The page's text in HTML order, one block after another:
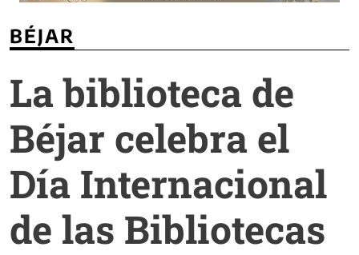
BÉJAR
La biblioteca de
Béjar celebra el
Día Internacional
de las Bibliotecas